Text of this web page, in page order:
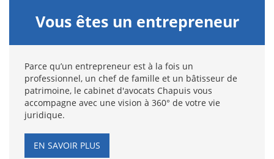
Vous êtes un entrepreneur
Parce qu’un entrepreneur est à la fois un
professionnel, un chef de famille et un bâtisseur de
patrimoine, le cabinet d'avocats Chapuis vous
accompagne avec une vision à 360° de votre vie
juridique.
EN SAVOIR PLUS